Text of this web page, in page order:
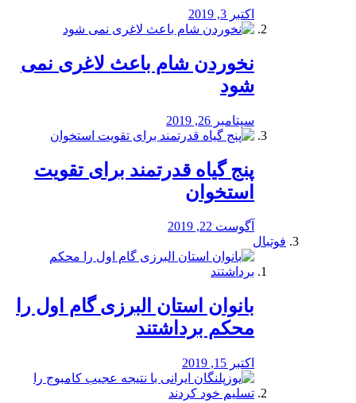
اکتبر 3, 2019
نخوردن شام باعث لاغری نمی
‌شود
سپتامبر 26, 2019
پنج گیاه قدرتمند برای تقویت
استخوان
آگوست 22, 2019
فوتبال
بانوان استان البرزی گام اول را
محكم برداشتند
اکتبر 15, 2019